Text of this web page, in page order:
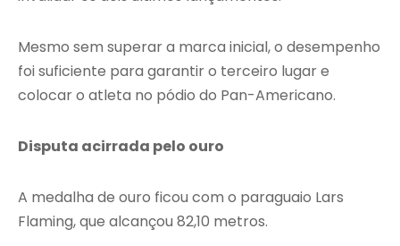
Mesmo sem superar a marca inicial, o desempenho
foi suficiente para garantir o terceiro lugar e
colocar o atleta no pódio do Pan-Americano.
Disputa acirrada pelo ouro
A medalha de ouro ficou com o paraguaio Lars
Flaming, que alcançou 82,10 metros.